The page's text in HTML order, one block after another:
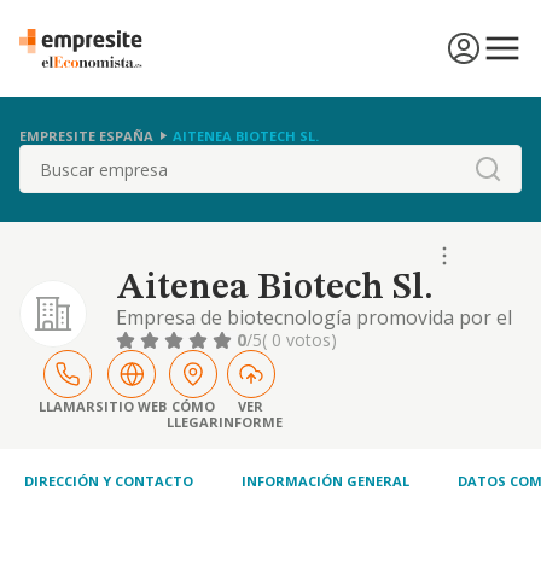
EMPRESITE ESPAÑA AITENEA BIOTECH SL.
Buscar
Aitenea Biotech Sl.
Empresa de biotecnología promovida por el
consejo superior de investigaciones
científicas (csic) dedicada a la investigación y
desarrollo de fármacos, materiales y
compuestos químicos.
0/5( 0 votos)
LLAMARSITIO WEB CÓMO
LLEGAR
VER
INFORME
DIRECCIÓN Y CONTACTO INFORMACIÓN GENERAL DATOS